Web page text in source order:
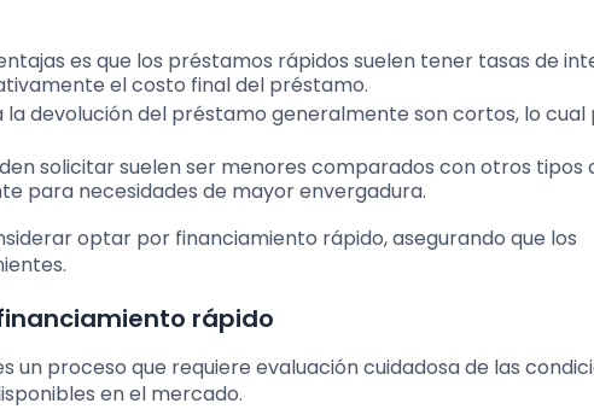
es que los préstamos rápidos suelen tener tasas de
el costo final del préstamo.
la devolución del préstamo generalmente son cortos, lo cual
solicitar suelen ser menores comparados con otros tipos
para necesidades de mayor envergadura.
optar por financiamiento rápido, asegurando que los
rápido
un proceso que requiere evaluación cuidadosa de las
en el mercado.